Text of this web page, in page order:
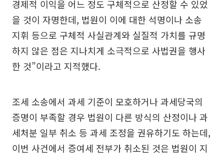
경제적 이익을 어느 정도 구체적으로 산정할 수 있었
을 것이 자명한데, 법원이 이에 대한 석명이나 소송
지휘 등으로 구체적 사실관계와 실질적 가치를 규명
하지 않은 점은 지나치게 소극적으로 사법권을 행사
한 것”이라고 지적했다.
조세 소송에서 과세 기준이 모호하거나 과세당국의
증명이 부족할 경우 법원이 다른 방식의 산정이나 과
세처분 일부 취소 등 과세 조정을 권유하기도 하는데,
이번 사건에서 증여세 전부가 취소된 것은 법원이 지